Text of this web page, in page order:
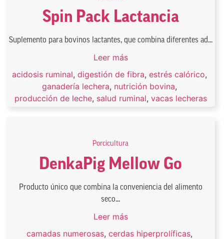
Spin Pack Lactancia
Suplemento para bovinos lactantes, que combina diferentes ad...
Leer más
acidosis ruminal, digestión de fibra, estrés calórico,
ganadería lechera, nutrición bovina,
producción de leche, salud ruminal, vacas lecheras
Porcicultura
DenkaPig Mellow Go
Producto único que combina la conveniencia del alimento
seco...
Leer más
camadas numerosas, cerdas hiperprolíficas,